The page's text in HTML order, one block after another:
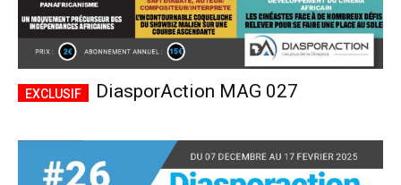
DiasporAction MAG 027